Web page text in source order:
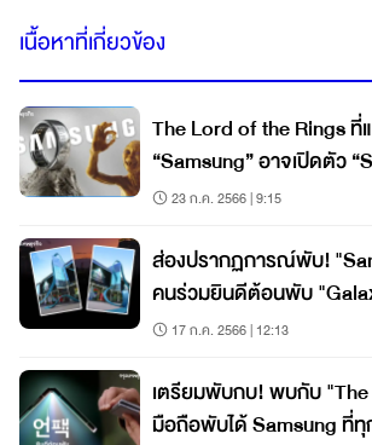
เนื้อหาที่เกี่ยวข้อง
The Lord of the Rings ที่
“Samsung” อาจเปิดตัว
อนาคต
23 ก.ค. 2566 | 9:15
ส่องปรากฏการณ์พับ!
คนร่วมยินดีต้อนพับ
17 ก.ค. 2566 | 12:13
เตรียมพับกบ! พบกับ
มือถือพับได้ Samsung ที่